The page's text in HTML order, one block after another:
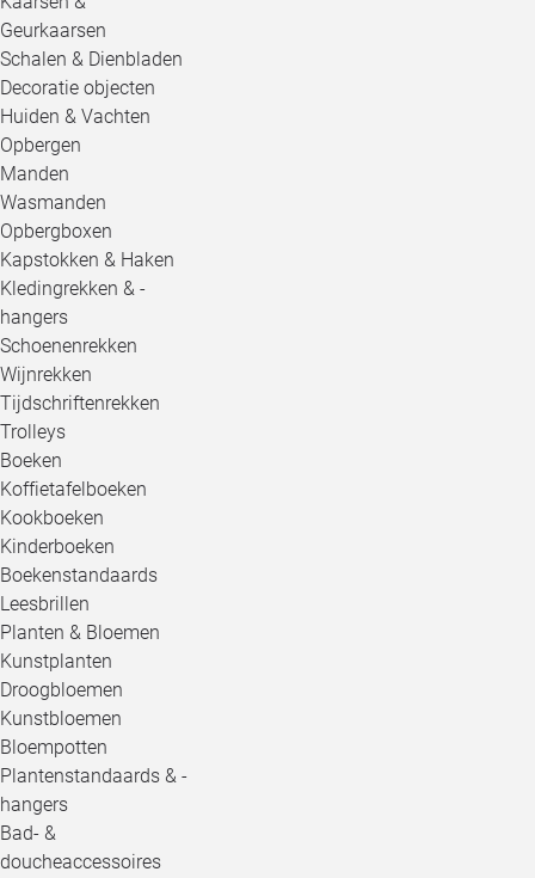
Geurkaarsen
Schalen & Dienbladen
Decoratie objecten
Huiden & Vachten
Opbergen
Manden
Wasmanden
Opbergboxen
Kapstokken & Haken
Kledingrekken & -
hangers
Schoenenrekken
Wijnrekken
Tijdschriftenrekken
Trolleys
Boeken
Koffietafelboeken
Kookboeken
Kinderboeken
Boekenstandaards
Leesbrillen
Planten & Bloemen
Kunstplanten
Droogbloemen
Kunstbloemen
Bloempotten
Plantenstandaards & -
hangers
Bad- &
doucheaccessoires